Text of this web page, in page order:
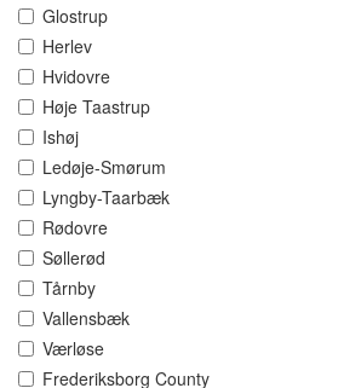
Glostrup
Herlev
Hvidovre
Høje Taastrup
Ishøj
Ledøje-Smørum
Lyngby-Taarbæk
Rødovre
Søllerød
Tårnby
Vallensbæk
Værløse
Frederiksborg County